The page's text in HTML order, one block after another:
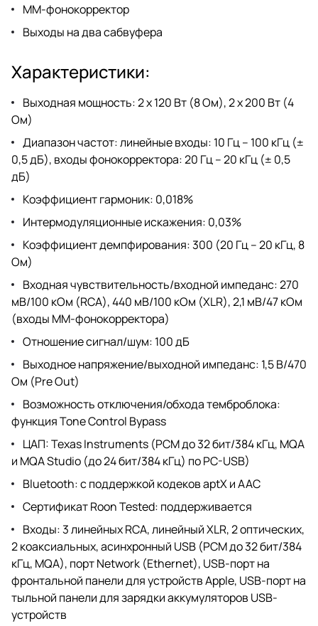
MM-фонокорректор
Выходы на два сабвуфера
Характеристики:
Выходная мощность: 2 х 120 Вт (8 Ом), 2 х 200 Вт (4
Ом)
Диапазон частот: линейные входы: 10 Гц – 100 кГц (±
0,5 дБ), входы фонокорректора: 20 Гц – 20 кГц (± 0,5
дБ)
Коэффициент гармоник: 0,018%
Интермодуляционные искажения: 0,03%
Коэффициент демпфирования: 300 (20 Гц – 20 кГц, 8
Ом)
Входная чувствительность/входной импеданс: 270
мВ/100 кОм (RCA), 440 мВ/100 кОм (XLR), 2,1 мВ/47 кОм
(входы MM-фонокорректора)
Отношение сигнал/шум: 100 дБ
Выходное напряжение/выходной импеданс: 1,5 В/470
Ом (Pre Out)
Возможность отключения/обхода темброблока:
функция Tone Control Bypass
ЦАП: Texas Instruments (PCM до 32 бит/384 кГц, MQA
и MQA Studio (до 24 бит/384 кГц) по PC-USB)
Bluetooth: с поддержкой кодеков aptX и AAC
Сертификат Roon Tested: поддерживается
Входы: 3 линейных RCA, линейный XLR, 2 оптических,
2 коаксиальных, асинхронный USB (PCM до 32 бит/384
кГц, MQA), порт Network (Ethernet), USB-порт на
фронтальной панели для устройств Apple, USB-порт на
тыльной панели для зарядки аккумуляторов USB-
устройств